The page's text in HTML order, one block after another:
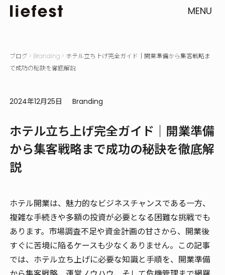
MENU
ブログ > Branding > ホテル立ち上げ完全ガイド｜開業準備から集客戦略ま
で成功の秘訣を徹底解説
2024年12月25日 Branding
ホテル立ち上げ完全ガイド｜開業準備
から集客戦略まで成功の秘訣を徹底解
説
ホテル開業は、魅力的なビジネスチャンスである一方、
複雑な手続きや多額の投資が必要となる困難な挑戦でも
あります。市場調査不足や資金計画の甘さから、開業後
すぐに苦境に陥るケースも少なくありません。この記事
では、ホテル立ち上げに必要な知識と手順を、開業準備